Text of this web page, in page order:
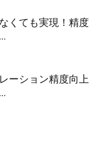
くても実現！精度
ーション精度向上